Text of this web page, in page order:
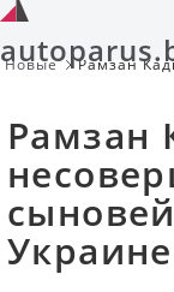
Новые
Рамзан
Рамзан
Украине